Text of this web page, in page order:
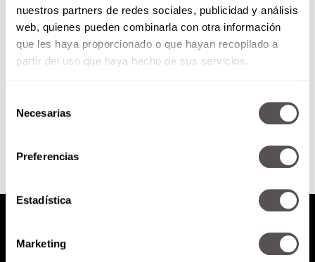
nuestros partners de redes sociales, publicidad y análisis
web, quienes pueden combinarla con otra información
que les haya proporcionado o que hayan recopilado a
partir del uso que haya hecho de sus servicios.
Necesarias
Preferencias
Estadística
Marketing
Si andan con la duda sobre qué
leer y quieren darse un viaje al
pasado, aquí les damos la lista...